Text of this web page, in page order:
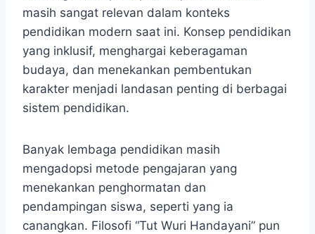
masih sangat relevan dalam konteks
pendidikan modern saat ini. Konsep pendidikan
yang inklusif, menghargai keberagaman
budaya, dan menekankan pembentukan
karakter menjadi landasan penting di berbagai
sistem pendidikan.
Banyak lembaga pendidikan masih
mengadopsi metode pengajaran yang
menekankan penghormatan dan
pendampingan siswa, seperti yang ia
canangkan. Filosofi “Tut Wuri Handayani” pun